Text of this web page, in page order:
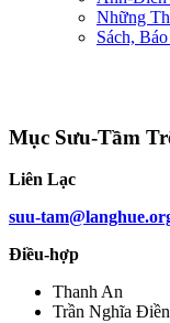
Những
Sách,
Mục Sưu-Tầm
Liên Lạc
suu-
Điều-hợp
Thanh An
Trần Nghĩa Điền